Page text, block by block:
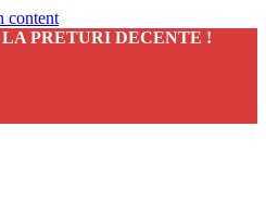
content
PRETURI DECENTE !